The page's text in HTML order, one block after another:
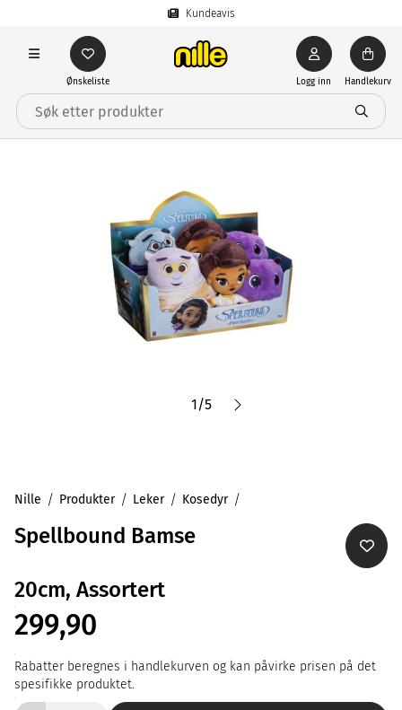
Kundeavis
Ønskeliste Logg inn Handlekurv
1/5
Nille Produkter Leker Kosedyr
Spellbound Bamse
20cm, Assortert
299,90
Rabatter beregnes i handlekurven og kan påvirke prisen på det
spesifikke produktet.